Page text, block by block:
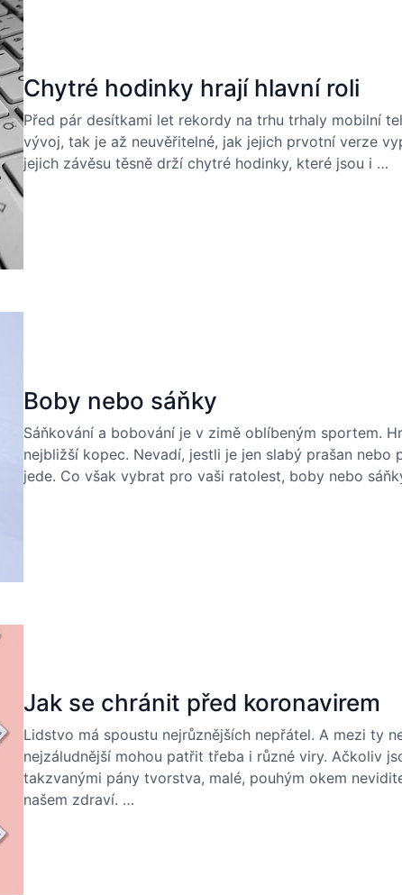
Chytré hodinky hrají hlavní roli
Před pár desítkami let rekordy na trhu trhaly mobilní
vývoj, tak je až neuvěřitelné, jak jejich prvotní verze
jejich závěsu těsně drží chytré hodinky, které jsou i …
Boby nebo sáňky
Sáňkování a bobování je v zimě oblíbeným sportem.
nejbližší kopec. Nevadí, jestli je jen slabý prašan nebo
jede. Co však vybrat pro vaši ratolest, boby nebo
Jak se chránit před koronavirem
Lidstvo má spoustu nejrůznějších nepřátel. A mezi ty
nejzáludnější mohou patřit třeba i různé viry. Ačkoliv
takzvanými pány tvorstva, malé, pouhým okem
našem zdraví. …